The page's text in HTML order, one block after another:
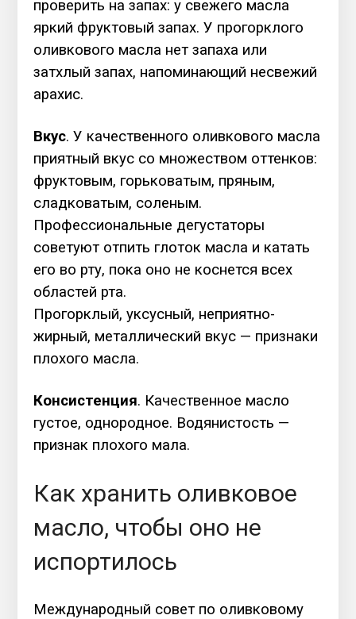
проверить на запах: у свежего масла
яркий фруктовый запах. У прогорклого
оливкового масла нет запаха или
затхлый запах, напоминающий несвежий
арахис.
Вкус. У качественного оливкового масла
приятный вкус со множеством оттенков:
фруктовым, горьковатым, пряным,
сладковатым, соленым.
Профессиональные дегустаторы
советуют отпить глоток масла и катать
его во рту, пока оно не коснется всех
областей рта.
Прогорклый, уксусный, неприятно-
жирный, металлический вкус — признаки
плохого масла.
Консистенция. Качественное масло
густое, однородное. Водянистость —
признак плохого мала.
Как хранить оливковое
масло, чтобы оно не
испортилось
Международный совет по оливковому